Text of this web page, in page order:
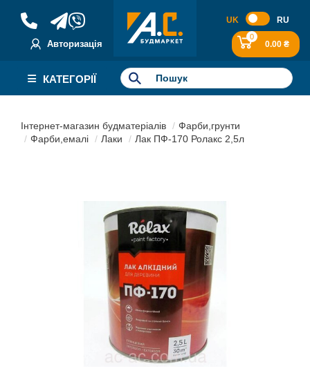
Авторизація
UK RU
0
0.00 ₴
КАТЕГОРІЇ
Інтернет-магазин будматеріалів
Фарби,грунти
Фарби,емалі
Лаки Лак ПФ-170 Ролакс 2,5л